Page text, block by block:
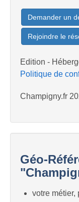
Demander un
Rejoindre le
Edition -
Politique de
Champigny.fr
Géo-
votre métier,